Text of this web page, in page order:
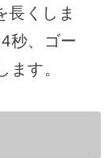
長くしま
秒、ゴー
ます。